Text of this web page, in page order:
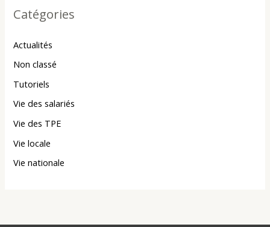
Catégories
Actualités
Non classé
Tutoriels
Vie des salariés
Vie des TPE
Vie locale
Vie nationale